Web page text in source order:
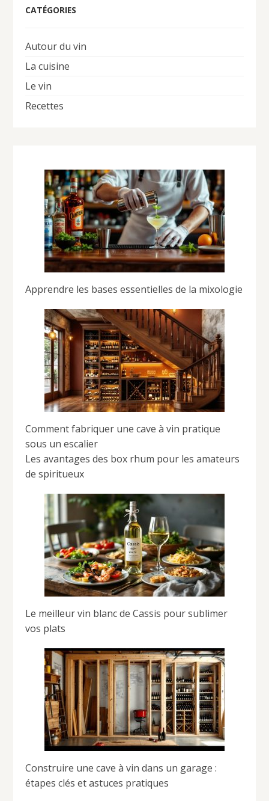
CATÉGORIES
Autour du vin
La cuisine
Le vin
Recettes
Apprendre les bases essentielles de la mixologie
Comment fabriquer une cave à vin pratique
sous un escalier
Les avantages des box rhum pour les amateurs
de spiritueux
Le meilleur vin blanc de Cassis pour sublimer
vos plats
Construire une cave à vin dans un garage :
étapes clés et astuces pratiques